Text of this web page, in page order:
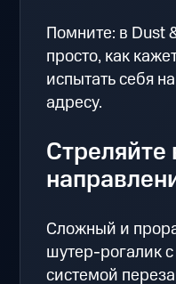
Помните: в Dust
просто, как
испытать себя
адресу.
Стреляйте
Сложный и
шутер-рогалик
системой